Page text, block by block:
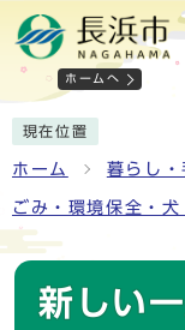
ホームへ
現在位置
ホーム 暮らし・
ごみ・環境保全・
新しい